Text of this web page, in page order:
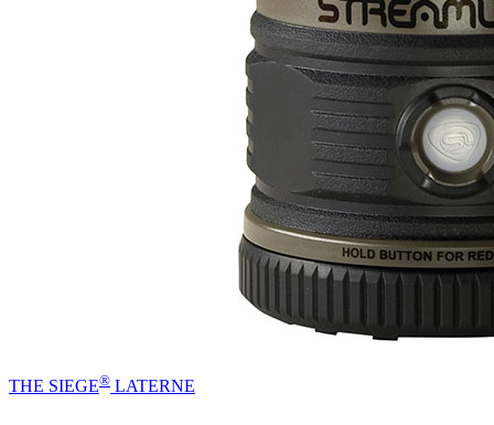
THE SIEGE® LATERNE